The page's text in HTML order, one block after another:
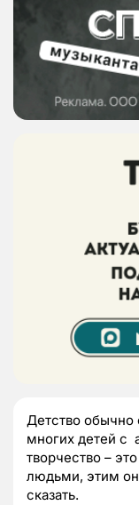
Детство обычно
многих детей с
творчество –
людьми, этим
сказать.